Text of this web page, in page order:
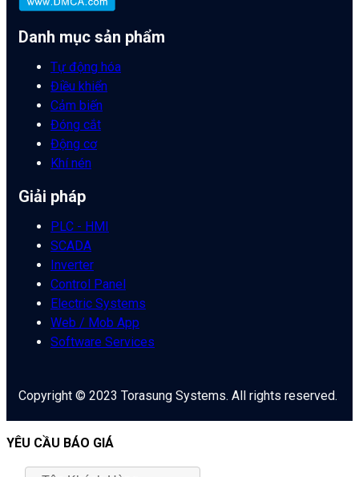
Danh mục sản phẩm
Tự động hóa
Điều khiển
Cảm biến
Đóng cắt
Động cơ
Khí nén
Giải pháp
PLC - HMI
SCADA
Inverter
Control Panel
Electric Systems
Web / Mob App
Software Services
Copyright © 2023 Torasung Systems. All rights reserved.
YÊU CẦU BÁO GIÁ